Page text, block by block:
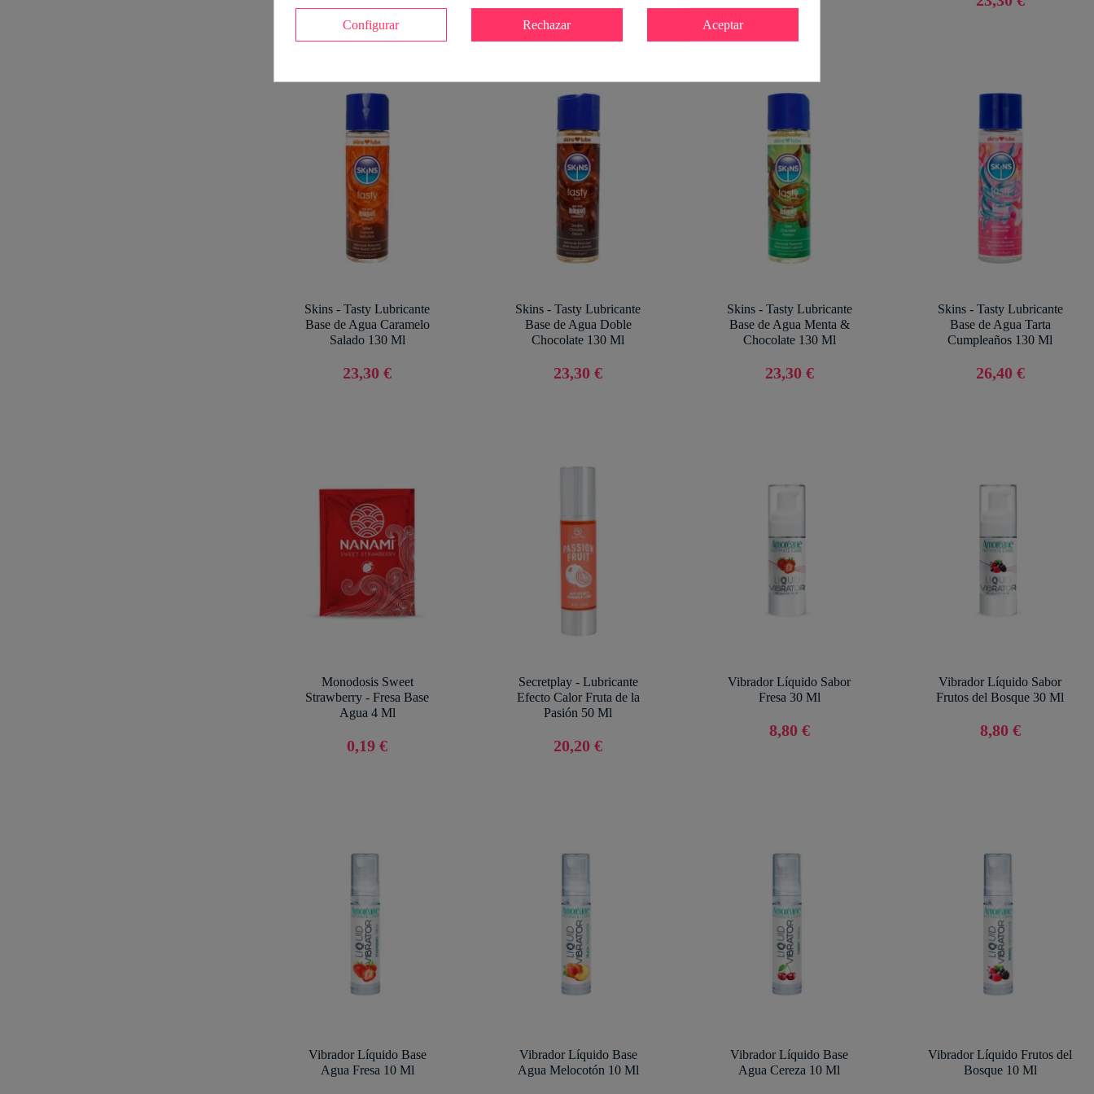
Skins - Tasty Lubricante
Base de Agua Caramelo
Salado 130 Ml
23,30 €
Skins - Tasty Lubricante
Base de Agua Doble
Chocolate 130 Ml
23,30 €
Skins - Tasty Lubricante
Base de Agua Menta &
Chocolate 130 Ml
23,30 €
Skins - Tasty Lubricante
Base de Agua Tarta
Cumpleaños 130 Ml
26,40 €
Monodosis Sweet
Strawberry - Fresa Base
Agua 4 Ml
0,19 €
Secretplay - Lubricante
Efecto Calor Fruta de la
Pasión 50 Ml
20,20 €
Vibrador Líquido Sabor
Fresa 30 Ml
8,80 €
Vibrador Líquido Sabor
Frutos del Bosque 30 Ml
8,80 €
Vibrador Líquido Base
Agua Fresa 10 Ml
Vibrador Líquido Base
Agua Melocotón 10 Ml
Vibrador Líquido Base
Agua Cereza 10 Ml
Vibrador Líquido Frutos del
Bosque 10 Ml
Configurar Rechazar Aceptar